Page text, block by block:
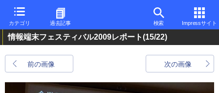
カテゴリ 過去記事 検索 Impressサイト
情報端末フェスティバル2009レポート(15/22)
前の画像 次の画像